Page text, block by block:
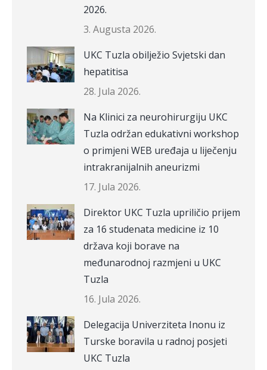
2026.
3. Augusta 2026.
UKC Tuzla obilježio Svjetski dan
hepatitisa
28. Jula 2026.
Na Klinici za neurohirurgiju UKC
Tuzla održan edukativni workshop
o primjeni WEB uređaja u liječenju
intrakranijalnih aneurizmi
17. Jula 2026.
Direktor UKC Tuzla upriličio prijem
za 16 studenata medicine iz 10
država koji borave na
međunarodnoj razmjeni u UKC
Tuzla
16. Jula 2026.
Delegacija Univerziteta Inonu iz
Turske boravila u radnoj posjeti
UKC Tuzla